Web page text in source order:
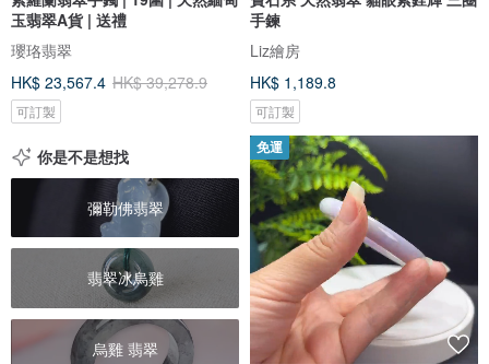
玉翡翠A貨 | 送禮
瓔珞翡翠
HK$ 23,567.4 HK$ 39,278.9
可訂製
手鍊
Liz繪房
HK$ 1,189.8
可訂製
你是不是想找
彌勒佛翡翠
翡翠冰烏雞
烏雞 翡翠
免運